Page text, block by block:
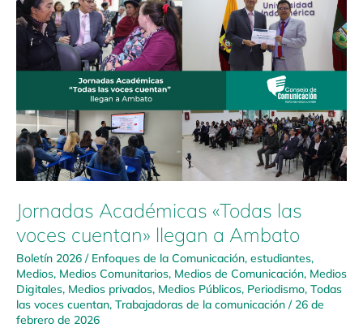
Jornadas Académicas «Todas las
voces cuentan» llegan a Ambato
Boletín 2026 / Enfoques de la Comunicación, estudiantes,
Medios, Medios Comunitarios, Medios de Comunicación, Medios
Digitales, Medios privados, Medios Públicos, Periodismo, Todas
las voces cuentan, Trabajadoras de la comunicación / 26 de
febrero de 2026
Académicas
«Todas
voces
a
Ambato